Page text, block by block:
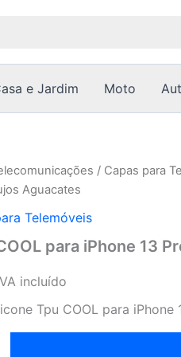
e Jardim Moto
/ Capas para
Aguacates
Telemóveis
para iPhone 13
incluído
Tpu COOL para